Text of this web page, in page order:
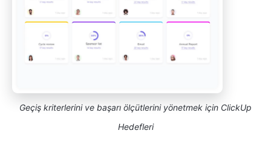
Geçiş kriterlerini ve başarı ölçütlerini yönetmek için ClickUp
Hedefleri